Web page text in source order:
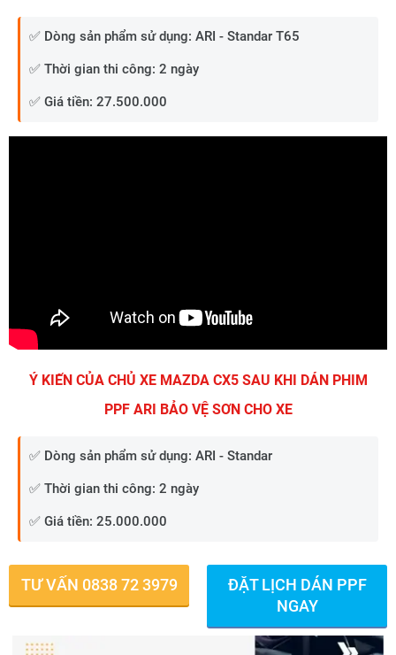
✅ Dòng sản phẩm sử dụng: ARI - Standar T65
✅ Thời gian thi công: 2 ngày
✅ Giá tiền: 27.500.000
Ý KIẾN CỦA CHỦ XE MAZDA CX5 SAU KHI DÁN PHIM
PPF ARI BẢO VỆ SƠN CHO XE
✅ Dòng sản phẩm sử dụng: ARI - Standar
✅ Thời gian thi công: 2 ngày
✅ Giá tiền: 25.000.000
TƯ VẤN 0838 72 3979
ĐẶT LỊCH DÁN PPF
NGAY